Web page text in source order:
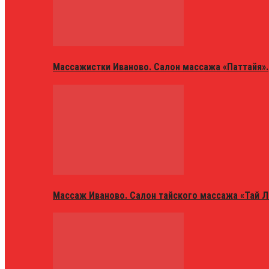
Массажистки Иваново. Салон массажа «Паттайя».
Массаж Иваново. Салон тайского массажа «Тай